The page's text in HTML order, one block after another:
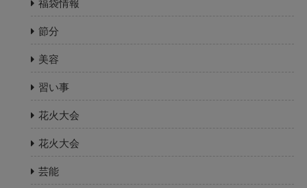
福袋情報
節分
美容
習い事
花火大会
花火大会
芸能